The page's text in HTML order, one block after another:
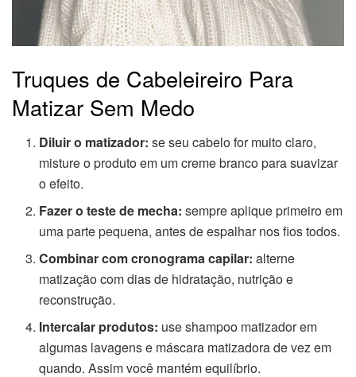
Truques de Cabeleireiro Para
Matizar Sem Medo
Diluir o matizador: se seu cabelo for muito claro,
misture o produto em um creme branco para suavizar
o efeito.
Fazer o teste de mecha: sempre aplique primeiro em
uma parte pequena, antes de espalhar nos fios todos.
Combinar com cronograma capilar: alterne
matização com dias de hidratação, nutrição e
reconstrução.
Intercalar produtos: use shampoo matizador em
algumas lavagens e máscara matizadora de vez em
quando. Assim você mantém equilíbrio.